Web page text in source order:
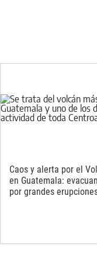
Caos y alerta por el
en Guatemala:
por grandes